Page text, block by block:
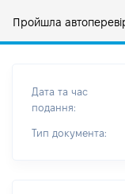
Пройшла
Дата та час
подання:
Тип документа: